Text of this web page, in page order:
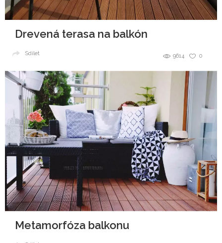
Drevená terasa na balkón
0
9614
Sdílet
Metamorfóza balkonu